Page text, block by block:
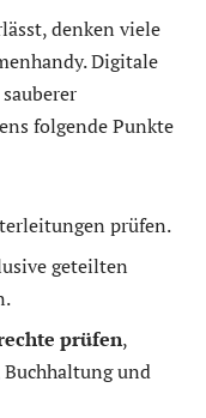
denken viele
Digitale
folgende Punkte
prüfen.
geteilten
prüfen,
Buchhaltung und